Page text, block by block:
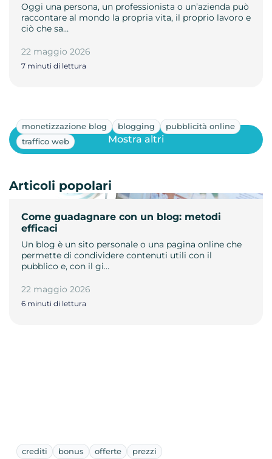
Oggi una persona, un professionista o un’azienda può
raccontare al mondo la propria vita, il proprio lavoro e
ciò che sa…
22 maggio 2026
7 minuti di lettura
monetizzazione blog blogging
pubblicità online
traffico web
Come guadagnare con un blog: metodi
efficaci
Un blog è un sito personale o una pagina online che
permette di condividere contenuti utili con il
pubblico e, con il gi…
22 maggio 2026
6 minuti di lettura
Mostra altri
Articoli popolari
crediti bonus offerte prezzi